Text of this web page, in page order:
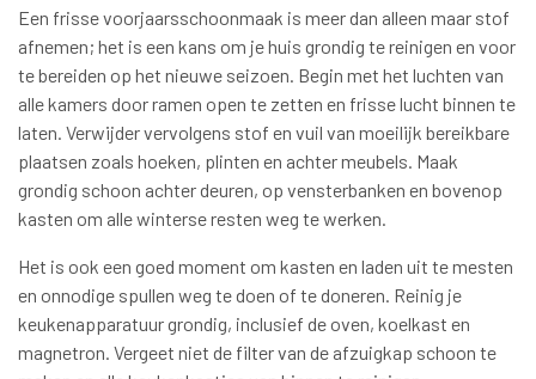
Een frisse voorjaarsschoonmaak is meer dan alleen maar stof
afnemen; het is een kans om je huis grondig te reinigen en voor
te bereiden op het nieuwe seizoen. Begin met het luchten van
alle kamers door ramen open te zetten en frisse lucht binnen te
laten. Verwijder vervolgens stof en vuil van moeilijk bereikbare
plaatsen zoals hoeken, plinten en achter meubels. Maak
grondig schoon achter deuren, op vensterbanken en bovenop
kasten om alle winterse resten weg te werken.
Het is ook een goed moment om kasten en laden uit te mesten
en onnodige spullen weg te doen of te doneren. Reinig je
keukenapparatuur grondig, inclusief de oven, koelkast en
magnetron. Vergeet niet de filter van de afzuigkap schoon te